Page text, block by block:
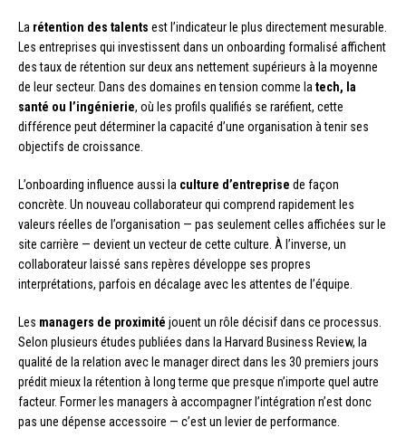
La rétention des talents est l’indicateur le plus directement mesurable.
Les entreprises qui investissent dans un onboarding formalisé affichent
des taux de rétention sur deux ans nettement supérieurs à la moyenne
de leur secteur. Dans des domaines en tension comme la tech, la
santé ou l’ingénierie, où les profils qualifiés se raréfient, cette
différence peut déterminer la capacité d’une organisation à tenir ses
objectifs de croissance.
L’onboarding influence aussi la culture d’entreprise de façon
concrète. Un nouveau collaborateur qui comprend rapidement les
valeurs réelles de l’organisation — pas seulement celles affichées sur le
site carrière — devient un vecteur de cette culture. À l’inverse, un
collaborateur laissé sans repères développe ses propres
interprétations, parfois en décalage avec les attentes de l’équipe.
Les managers de proximité jouent un rôle décisif dans ce processus.
Selon plusieurs études publiées dans la Harvard Business Review, la
qualité de la relation avec le manager direct dans les 30 premiers jours
prédit mieux la rétention à long terme que presque n’importe quel autre
facteur. Former les managers à accompagner l’intégration n’est donc
pas une dépense accessoire — c’est un levier de performance.